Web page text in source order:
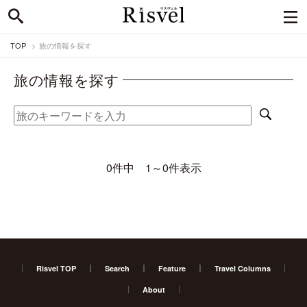
TOP 旅の情報を探す
旅の情報を探す
0件中 1～0件表示
Risvel TOP Search Feature Travel Columns
About